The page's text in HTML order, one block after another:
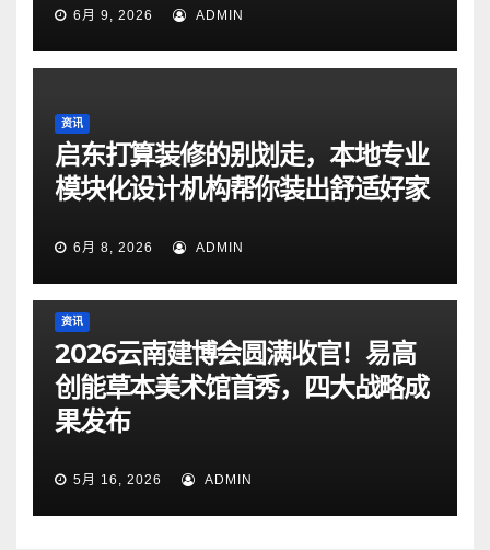
6月 9, 2026 ADMIN
资讯
启东打算装修的别划走，本地专业
模块化设计机构帮你装出舒适好家
6月 8, 2026 ADMIN
资讯
2026云南建博会圆满收官！易高
创能草本美术馆首秀，四大战略成
果发布
5月 16, 2026 ADMIN